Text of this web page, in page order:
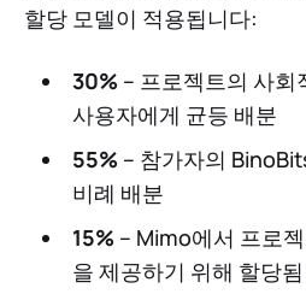
할당 모델이 적용됩니다:
30% – 프로젝트의 사회
사용자에게 균등 배분
55% – 참가자의
비례 배분
15% – Mimo에서 프로
을 제공하기 위해 할당됨